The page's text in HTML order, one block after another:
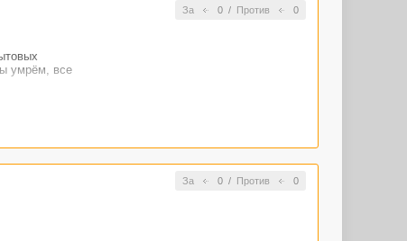
За 0/ Против 0
умрём, все
За 0/ Против 0